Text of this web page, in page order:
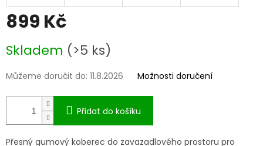
899 Kč
cena:
Skladem (>5 ks)
Můžeme doručit do: 11.8.2026 Možnosti doručení
Přidat do košíku
Přesný gumový koberec do zavazadlového prostoru pro